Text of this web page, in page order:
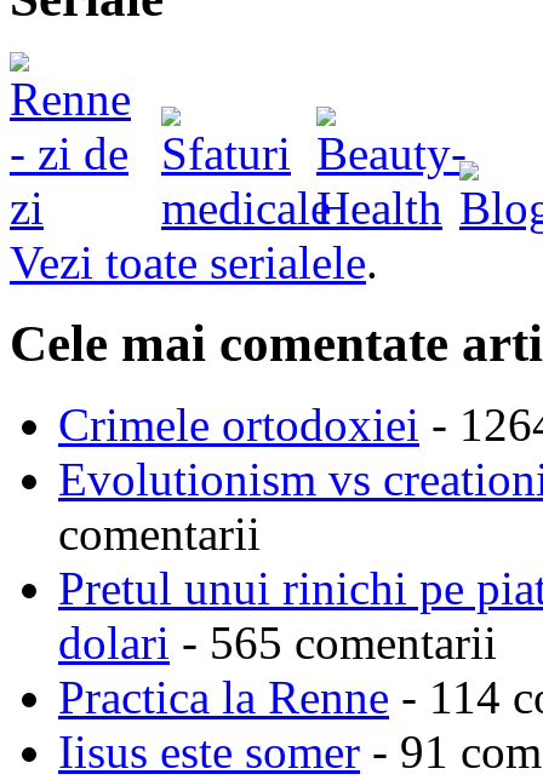
Vezi toate serialele.
Cele mai comentate
Crimele ortodoxiei -
Evolutionism vs
comentarii
Pretul unui rinichi pe
dolari - 565 comentarii
Practica la Renne - 114
Iisus este somer - 91